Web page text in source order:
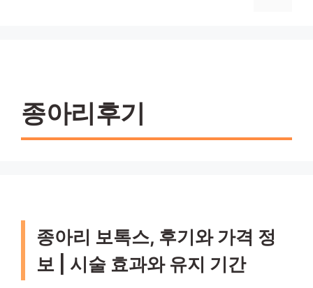
종아리후기
종아리 보톡스, 후기와 가격 정
보 | 시술 효과와 유지 기간